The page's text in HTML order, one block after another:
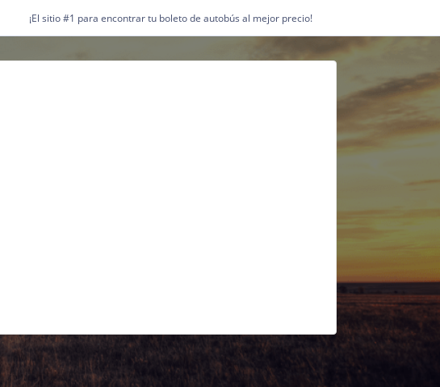
¡El sitio #1 para encontrar tu boleto de autobús al mejor precio!